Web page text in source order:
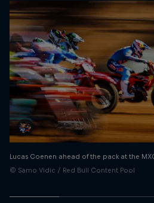
Lucas Coenen ahead of the pack at the
© Samo Vidic / Red Bull Content Pool